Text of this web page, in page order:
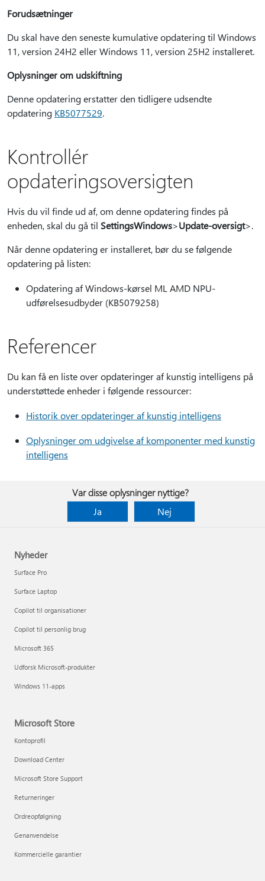
Forudsætninger
Du skal have den seneste kumulative opdatering til Windows
11, version 24H2 eller Windows 11, version 25H2 installeret.
Oplysninger om udskiftning
Denne opdatering erstatter den tidligere udsendte
opdatering KB5077529.
Kontrollér
opdateringsoversigten
Hvis du vil finde ud af, om denne opdatering findes på
enheden, skal du gå til SettingsWindows>Update-oversigt>.
Når denne opdatering er installeret, bør du se følgende
opdatering på listen:
Opdatering af Windows-kørsel ML AMD NPU-
udførelsesudbyder (KB5079258)
Referencer
Du kan få en liste over opdateringer af kunstig intelligens på
understøttede enheder i følgende ressourcer:
Historik over opdateringer af kunstig intelligens
Oplysninger om udgivelse af komponenter med kunstig
intelligens
Var disse oplysninger nyttige?
Ja
Nej
Nyheder
Surface Pro
Surface Laptop
Copilot til organisationer
Copilot til personlig brug
Microsoft 365
Udforsk Microsoft-produkter
Windows 11-apps
Microsoft Store
Kontoprofil
Download Center
Microsoft Store Support
Returneringer
Ordreopfølgning
Genanvendelse
Kommercielle garantier